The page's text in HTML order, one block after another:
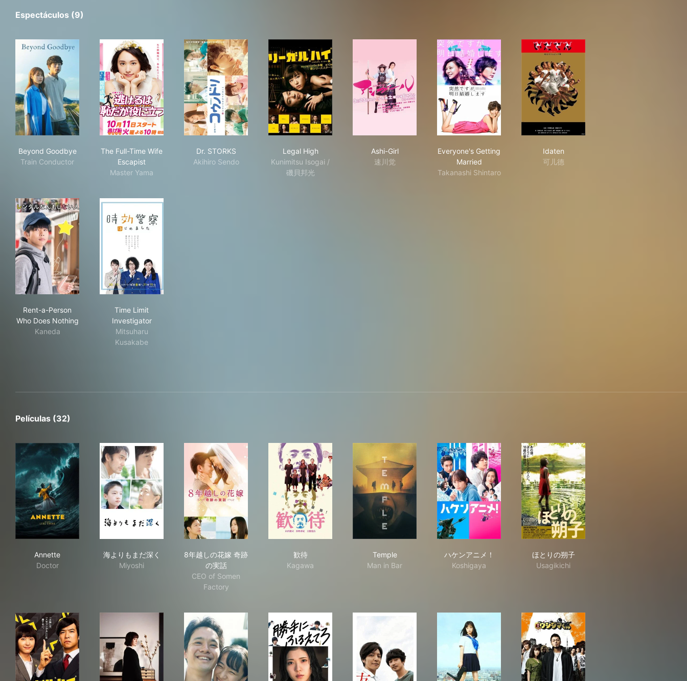
Espectáculos (9)
Beyond Goodbye
Train Conductor
The Full-Time Wife
Escapist
Master Yama
Dr. STORKS
Akihiro Sendo
Legal High
Kunimitsu Isogai /
磯貝邦光
Ashi-Girl
速川觉
Everyone's Getting
Married
Takanashi Shintaro
Idaten
可儿德
Rent-a-Person
Who Does Nothing
Kaneda
Time Limit
Investigator
Mitsuharu
Kusakabe
Películas (32)
Annette
Doctor
海よりもまだ深く
Miyoshi
8年越しの花嫁 奇跡
の実話
CEO of Somen
Factory
歓待
Kagawa
Temple
Man in Bar
ハケンアニメ！
Koshigaya
ほとりの朔子
Usagikichi